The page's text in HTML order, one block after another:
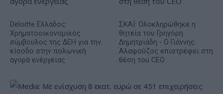
Deloitte Ελλάδος:
Χρηματοοικονομικός
σύμβουλος της ΔΕΗ για την
είσοδο στην πολωνική
αγορά ενέργειας
ΣΚΑΪ: Ολοκληρώθηκε η
θητεία του Γρηγόρη
Δημητριάδη - Ο Γιάννης
Αλαφούζος επιστρέφει στη
θέση του CEO